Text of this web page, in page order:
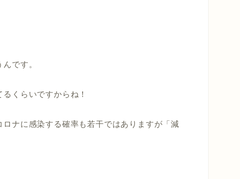
です。
くらいですからね！
ロナに感染する確率も若干ではありますが「減